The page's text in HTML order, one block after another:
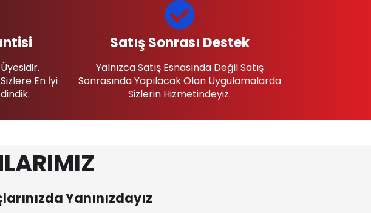
En İyi
Satış Sonrası Destek
Yalnızca Satış Esnasında Değil Satış
Sonrasında Yapılacak Olan Uygulamalarda
Sizlerin Hizmetindeyiz.
Yanınızdayız